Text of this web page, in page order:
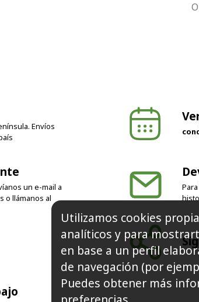
Envíos
un e-mail a
o llámanos al
Utilizamos cookies
analíticos y para
en base a un perfil
de navegación (por
Puedes obtener más